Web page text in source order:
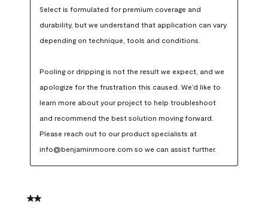
Select is formulated for premium coverage and
durability, but we understand that application can vary
depending on technique, tools and conditions.
Pooling or dripping is not the result we expect, and we
apologize for the frustration this caused. We’d like to
learn more about your project to help troubleshoot
and recommend the best solution moving forward.
Please reach out to our product specialists at
info@benjaminmoore.com so we can assist further.
2 out of 5 stars.